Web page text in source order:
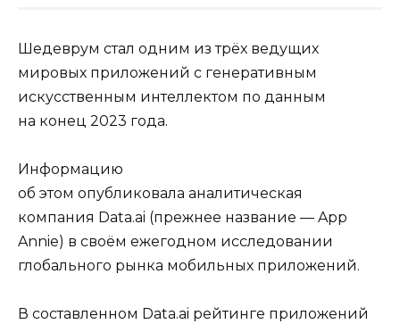
Шедеврум стал одним из трёх ведущих
мировых приложений с генеративным
искусственным интеллектом по данным
на конец 2023 года.
Информацию
об этом опубликовала аналитическая
компания Data.ai (прежнее название — App
Annie) в своём ежегодном исследовании
глобального рынка мобильных приложений.
В составленном Data.ai рейтинге приложений